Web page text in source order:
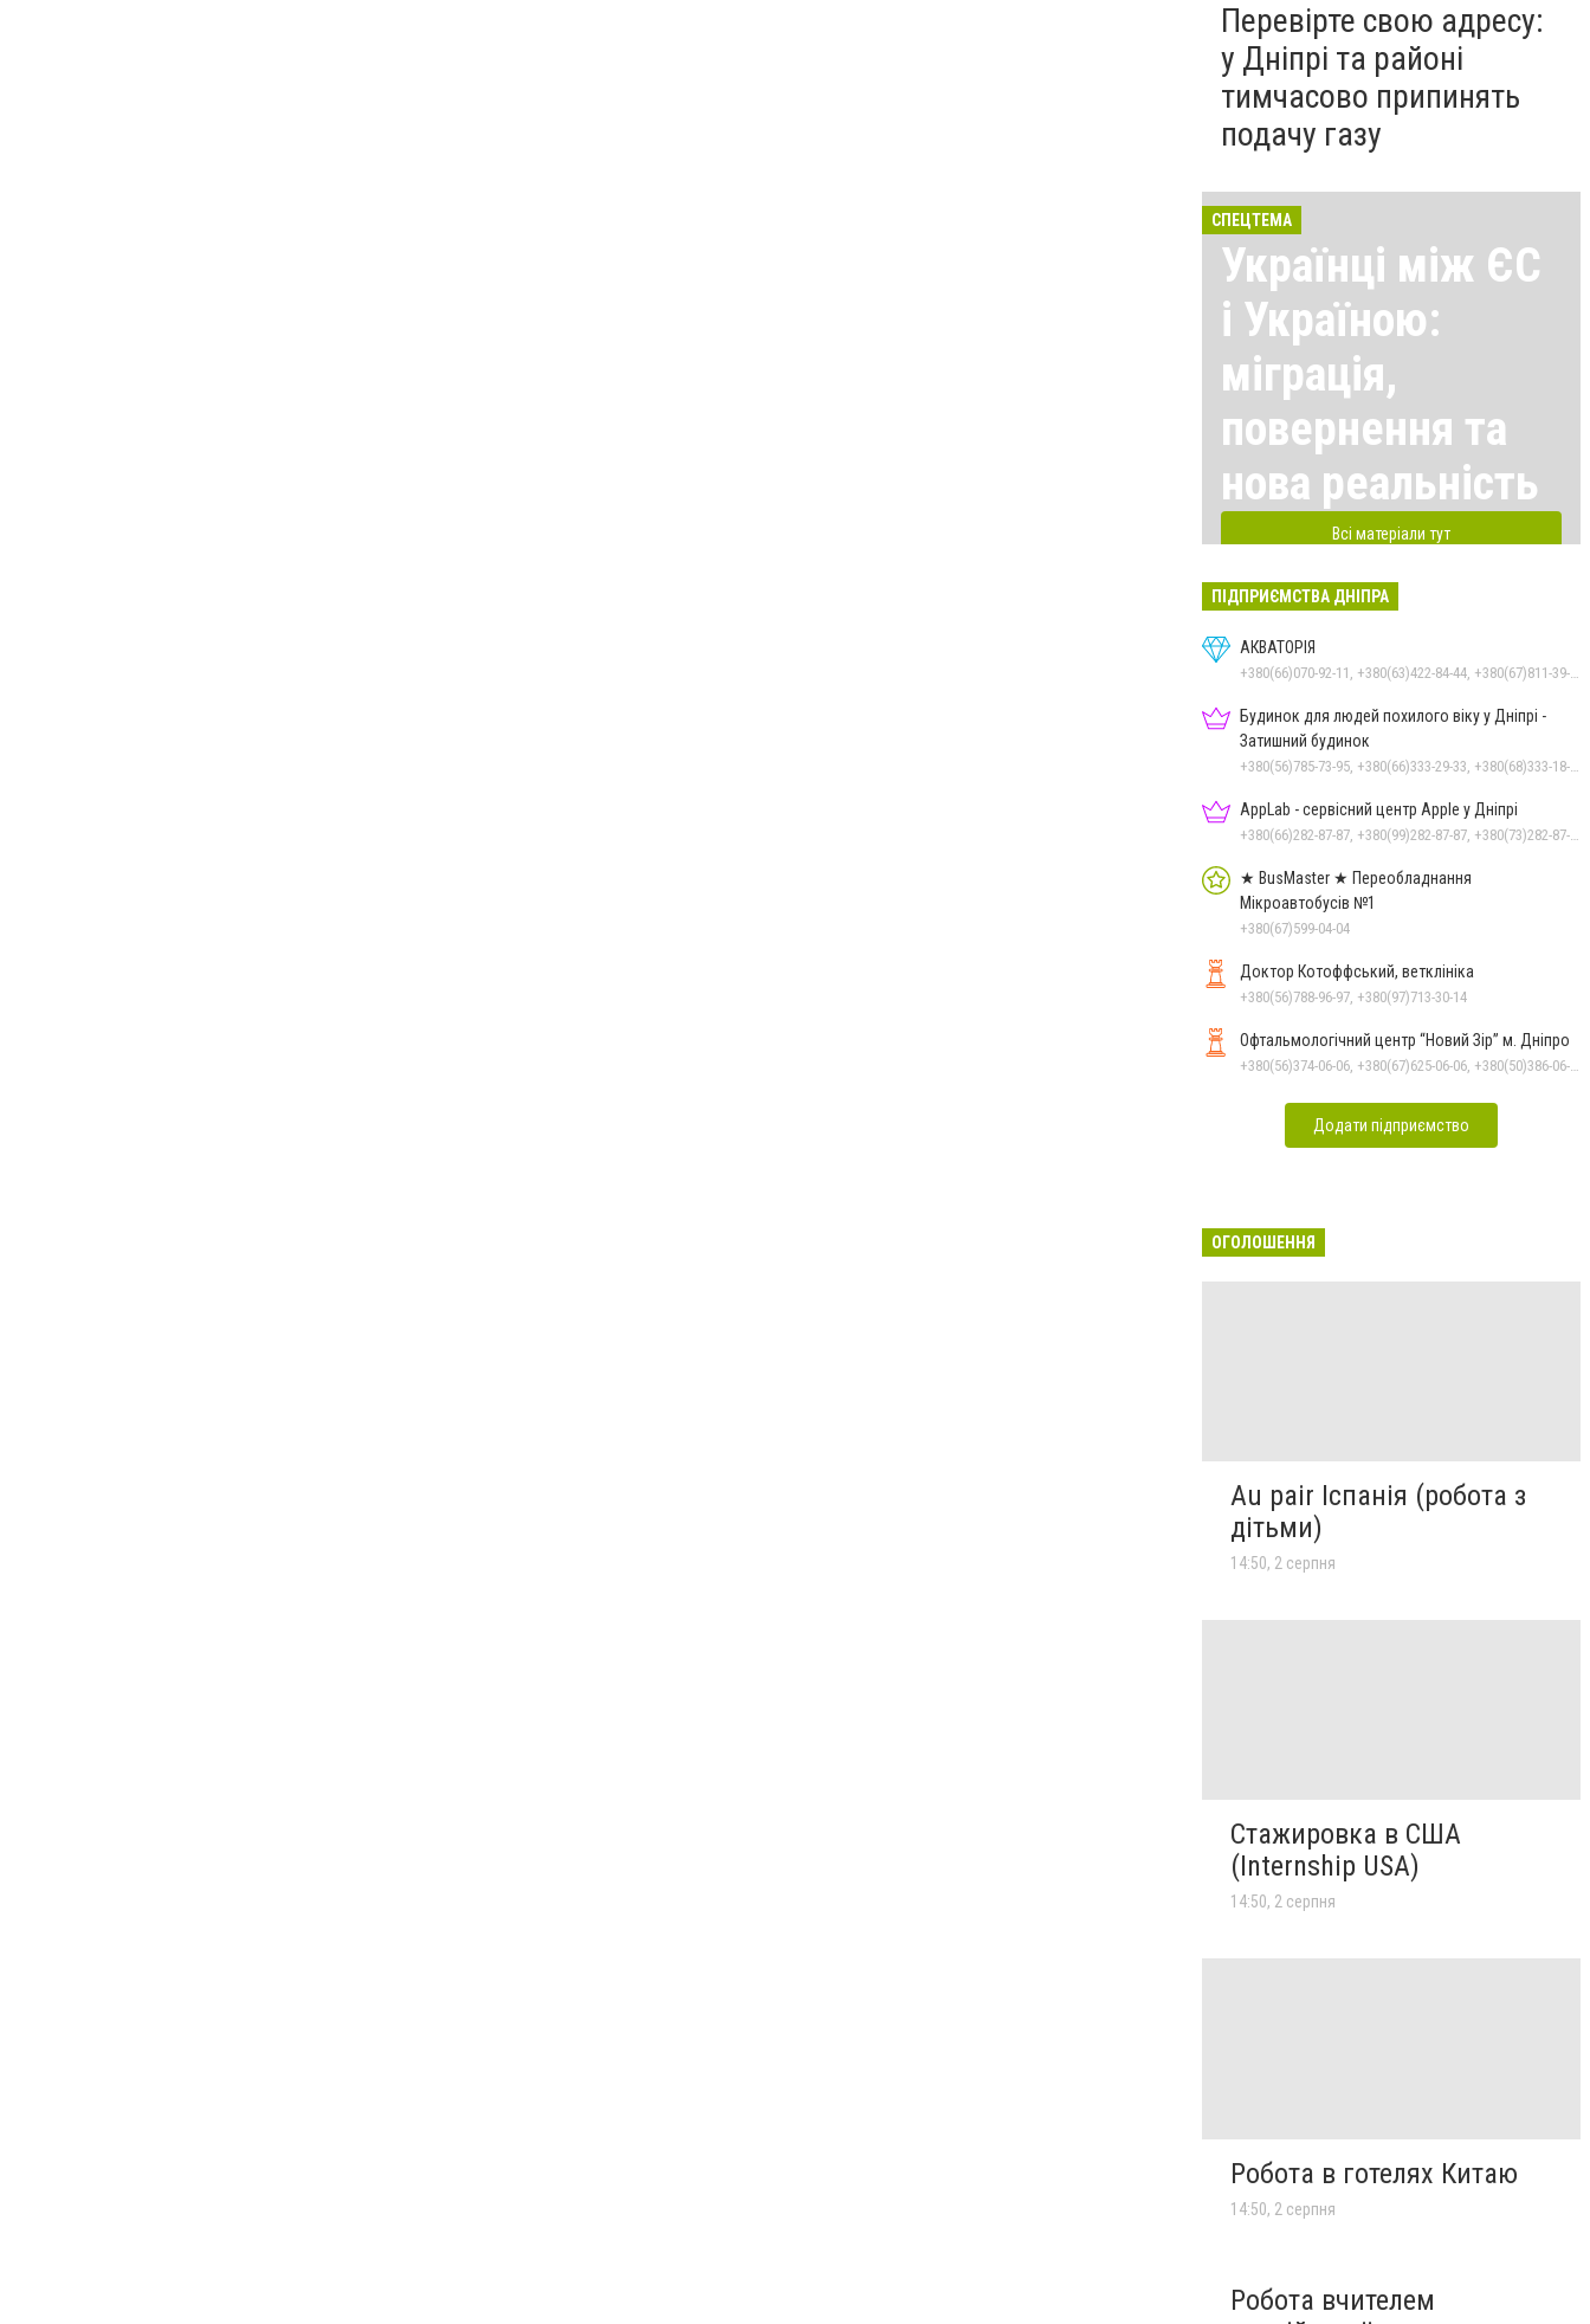
Перевірте свою адресу:
у Дніпрі та районі
тимчасово припинять
подачу газу
СПЕЦТЕМА
Українці між ЄС
і Україною:
міграція,
повернення та
нова реальність
Всі матеріали тут
ПІДПРИЄМСТВА ДНІПРА
АКВАТОРІЯ
Будинок для людей похилого віку у Дніпрі -
Затишний будинок
AppLab - сервісний центр Apple у Дніпрі
★ BusMaster ★ Переобладнання
Мікроавтобусів №1
+380(67)599-04-04
Доктор Котоффський, ветклініка
+380(56)788-96-97, +380(97)713-30-14
Офтальмологічний центр “Новий Зір” м. Дніпро
Додати підприємство
ОГОЛОШЕННЯ
Au pair Іспанія (робота з
дітьми)
14:50, 2 серпня
Стажировка в США
(Internship USA)
14:50, 2 серпня
Робота в готелях Китаю
14:50, 2 серпня
Робота вчителем